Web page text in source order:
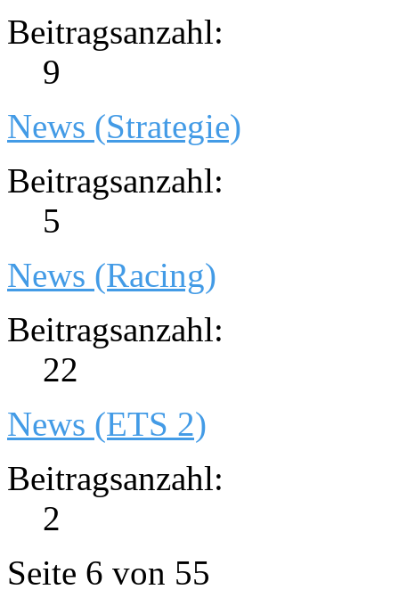
Beitragsanzahl:
9
News (Strategie)
Beitragsanzahl:
5
News (Racing)
Beitragsanzahl:
22
News (ETS 2)
Beitragsanzahl:
2
Seite 6 von 55